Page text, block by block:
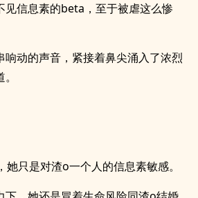
见信息素的beta，至于被虐这么惨
响动的声音，紧接着鼻尖涌入了浓烈
只是对渣o一个人的信息素敏感。